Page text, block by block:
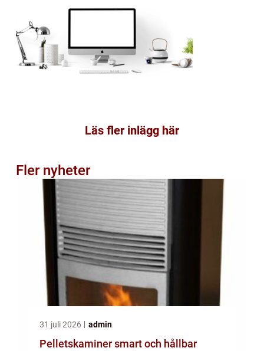
Läs fler inlägg här
Fler nyheter
31 juli 2026 admin
Pelletskaminer smart och hållbar